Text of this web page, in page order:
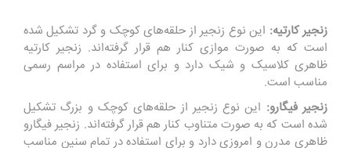
زنجیر کارتیه: این نوع زنجیر از حلقه‌های کوچک و گرد تشکیل شده
است که به صورت موازی کنار هم قرار گرفته‌اند. زنجیر کارتیه
ظاهری کلاسیک و شیک دارد و برای استفاده در مراسم رسمی
مناسب است.
زنجیر فیگارو: این نوع زنجیر از حلقه‌های کوچک و بزرگ تشکیل
شده است که به صورت متناوب کنار هم قرار گرفته‌اند. زنجیر فیگارو
ظاهری مدرن و امروزی دارد و برای استفاده در تمام سنین مناسب